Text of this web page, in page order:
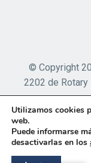
© Copyright
2202 de Rotary
Utilizamos cookies
web.
Puede informarse
desactivarlas en los